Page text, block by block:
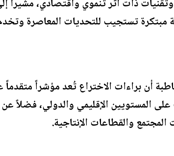
ذات أثر تنموي واقتصادي، مشيراً
مبتكرة تستجيب للتحديات المعاصرة
أن براءات الاختراع تُعد مؤشراً
المستويين الإقليمي والدولي، فضلاً
والقطاعات الإنتاجية.